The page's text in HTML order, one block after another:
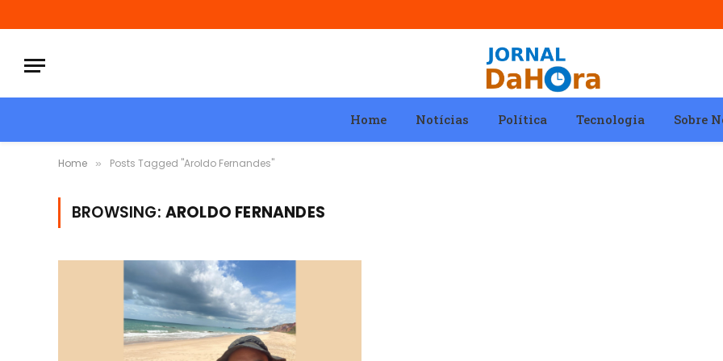
Home Notícias Política Tecnologia Sobre
Home » Posts Tagged "Aroldo Fernandes"
BROWSING: AROLDO FERNANDES